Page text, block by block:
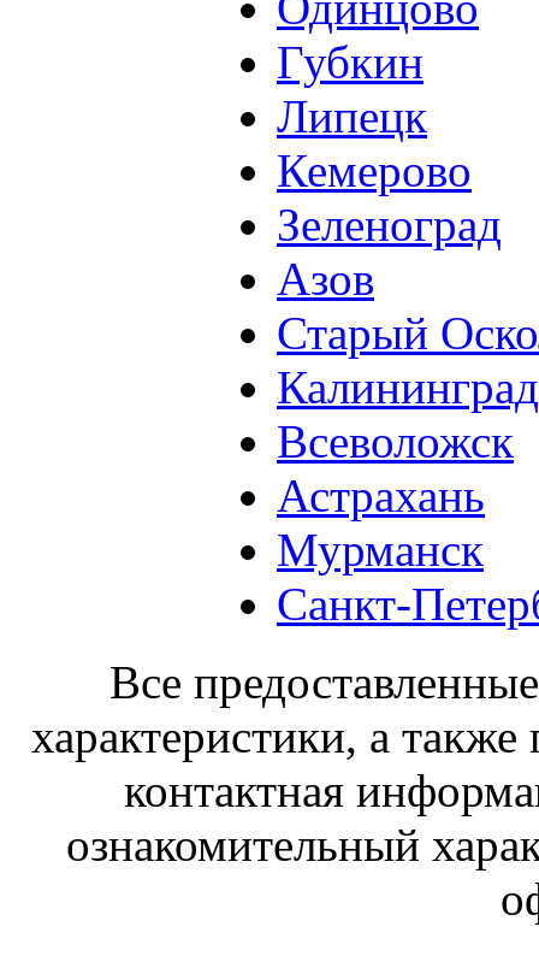
Губкин
Липецк
Кемерово
Зеленоград
Азов
Старый
Калининград
Всеволожск
Астрахань
Мурманск
Санкт-
Все
характеристики, а также
контактная
ознакомительный